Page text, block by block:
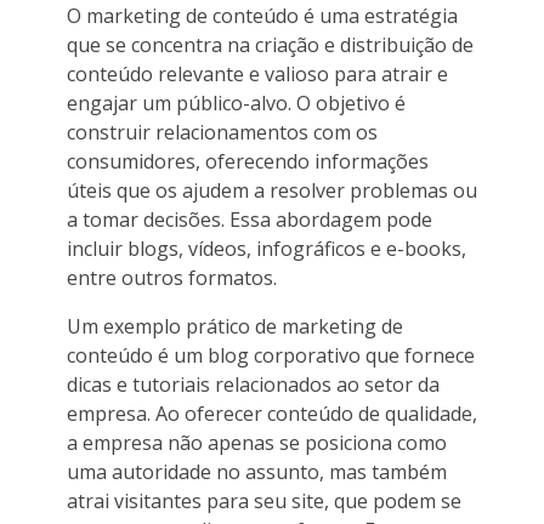
O marketing de conteúdo é uma estratégia
que se concentra na criação e distribuição de
conteúdo relevante e valioso para atrair e
engajar um público-alvo. O objetivo é
construir relacionamentos com os
consumidores, oferecendo informações
úteis que os ajudem a resolver problemas ou
a tomar decisões. Essa abordagem pode
incluir blogs, vídeos, infográficos e e-books,
entre outros formatos.
Um exemplo prático de marketing de
conteúdo é um blog corporativo que fornece
dicas e tutoriais relacionados ao setor da
empresa. Ao oferecer conteúdo de qualidade,
a empresa não apenas se posiciona como
uma autoridade no assunto, mas também
atrai visitantes para seu site, que podem se